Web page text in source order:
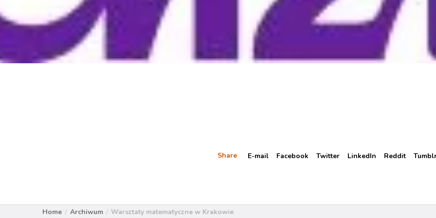
Share E-mail Facebook Twitter LinkedIn Reddit
Home Archiwum Warsztaty matematyczne w Krakowie